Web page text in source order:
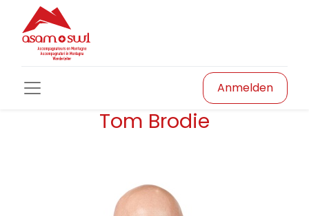
Anmelden
Tom Brodie